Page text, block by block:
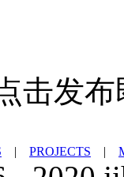
击发
| PROJECTS |